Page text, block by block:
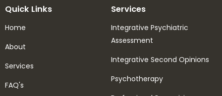
Quick Links
Home
About
Services
FAQ's
Services
Integrative Psychiatric
Assessment
Integrative Second Opinions
Psychotherapy